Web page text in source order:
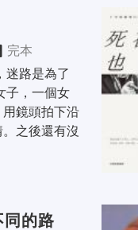
完本
迷路是為了
子，一個女
鏡頭拍下沿
之後還有沒
同的路